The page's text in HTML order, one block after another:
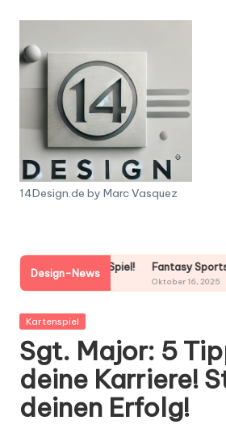
content
1
D
e
s
i
g
n
.
14Design.de by Marc Vasquez
Design-News
Spiel! Fantasy Sports: 7 Tipps für
Oktober 16, 2025
Posted
Kartenspiel
Sgt. Major: 5
deine Karriere!
deinen Erfolg!